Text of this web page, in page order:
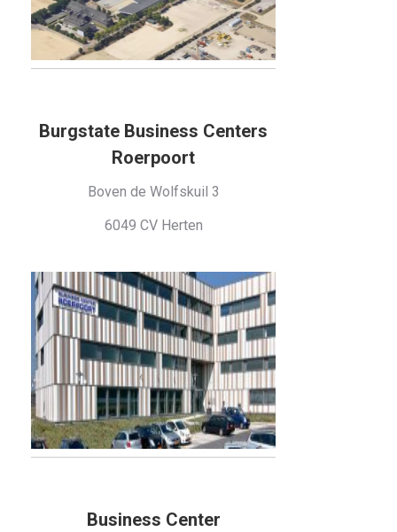
Burgstate Business Centers
Roerpoort
Boven de Wolfskuil 3
6049 CV Herten
Business Center